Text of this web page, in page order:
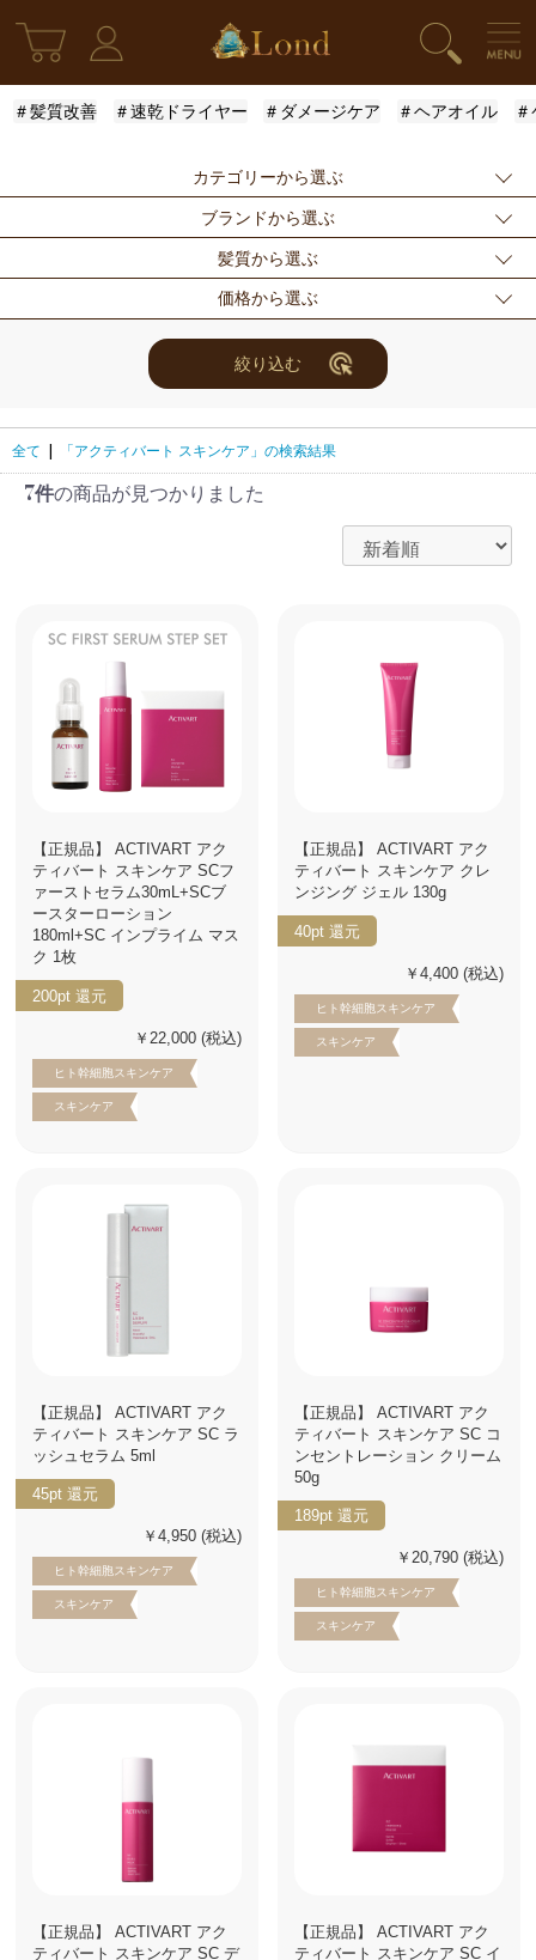
＃髪質改善 ＃速乾ドライヤー ＃ダメージケア ＃ヘアオイル
カテゴリーから選ぶ
新発売 シャンプー
トリートメント
アウトバストリー
ドライヤー・ヘア
アイロン
スタイリング
for Men
メンズスタイリン
グ
レディース
セット商品
ブランドから選ぶ
指定なし Londオリジナル
ケラスターゼ
モロッカンオイル
ルベル
アリミノ
ナンバースリー
ミアン フォード
ホリスティックキ
アクティバート
髪質から選ぶ
ふんわり ハリ・コシ
ウェット
ツヤ
しっとり
価格から選ぶ
〜3000円
3001円〜5000円
円
30000円
絞り込む
全て | 「アクティバート スキンケア」の検索結果
7件の商品が見つかりました
【正規品】 ACTIVART アク
ティバート スキンケア SCフ
ァーストセラム30mL+SCブ
ースターローション
180ml+SC インプライム マス
ク 1枚
200pt 還元
￥22,000 (税込)
ヒト幹細胞スキンケア
スキンケア
【正規品】 ACTIVART アク
ティバート スキンケア クレ
ンジング ジェル 130g
40pt 還元
￥4,400 (税込)
ヒト幹細胞スキンケア
スキンケア
【正規品】 ACTIVART アク
ティバート スキンケア SC ラ
ッシュセラム 5ml
45pt 還元
￥4,950 (税込)
ヒト幹細胞スキンケア
スキンケア
【正規品】 ACTIVART アク
ティバート スキンケア SC コ
ンセントレーション クリーム
50g
189pt 還元
￥20,790 (税込)
ヒト幹細胞スキンケア
スキンケア
【正規品】 ACTIVART アク
ティバート スキンケア SC デ
【正規品】 ACTIVART アク
ティバート スキンケア SC イ